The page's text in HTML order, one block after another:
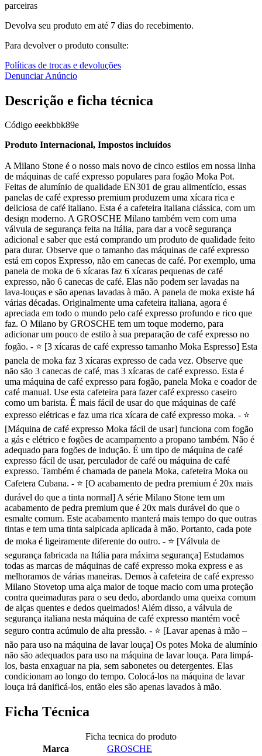
parceiras
Devolva seu produto em até 7 dias do recebimento.
Para devolver o produto consulte:
Políticas de trocas e devoluções
Denunciar Anúncio
Descrição e ficha técnica
Código eeekbbk89e
Produto Internacional, Impostos incluídos
A Milano Stone é o nosso mais novo de cinco estilos em nossa linha
de máquinas de café expresso populares para fogão Moka Pot.
Feitas de alumínio de qualidade EN301 de grau alimentício, essas
panelas de café expresso premium produzem uma xícara rica e
deliciosa de café italiano. Esta é a cafeteira italiana clássica, com um
design moderno. A GROSCHE Milano também vem com uma
válvula de segurança feita na Itália, para dar a você segurança
adicional e saber que está comprando um produto de qualidade feito
para durar. Observe que o tamanho das máquinas de café expresso
está em copos Expresso, não em canecas de café. Por exemplo, uma
panela de moka de 6 xícaras faz 6 xícaras pequenas de café
expresso, não 6 canecas de café. Elas não podem ser lavadas na
lava-louças e são apenas lavadas à mão. A panela de moka existe há
várias décadas. Originalmente uma cafeteira italiana, agora é
apreciada em todo o mundo pelo café expresso profundo e rico que
faz. O Milano by GROSCHE tem um toque moderno, para
adicionar um pouco de estilo à sua preparação de café expresso no
fogão. - ⭐ [3 xícaras de café expresso tamanho Moka Espresso] Esta
panela de moka faz 3 xícaras expresso de cada vez. Observe que
não são 3 canecas de café, mas 3 xícaras de café expresso. Esta é
uma máquina de café expresso para fogão, panela Moka e coador de
café manual. Use esta cafeteira para fazer café expresso caseiro
como um barista. É mais fácil de usar do que máquinas de café
expresso elétricas e faz uma rica xícara de café expresso moka. - ⭐
[Máquina de café expresso Moka fácil de usar] funciona com fogão
a gás e elétrico e fogões de acampamento a propano também. Não é
adequado para fogões de indução. É um tipo de máquina de café
expresso fácil de usar, perculador de café ou máquina de café
expresso. Também é chamada de panela Moka, cafeteira Moka ou
Cafetera Cubana. - ⭐ [O acabamento de pedra premium é 20x mais
durável do que a tinta normal] A série Milano Stone tem um
acabamento de pedra premium que é 20x mais durável do que o
esmalte comum. Este acabamento manterá mais tempo do que outras
tintas e tem uma tinta salpicada aplicada à mão. Portanto, cada pote
de moka é ligeiramente diferente do outro. - ⭐ [Válvula de
segurança fabricada na Itália para máxima segurança] Estudamos
todas as marcas de máquinas de café expresso moka express e as
melhoramos de várias maneiras. Demos à cafeteira de café expresso
Milano Stovetop uma alça maior de toque macio com uma proteção
contra queimaduras para o seu dedo, abordando uma queixa comum
de alças quentes e dedos queimados! Além disso, a válvula de
segurança italiana nesta máquina de café expresso mantém você
seguro contra acúmulo de alta pressão. - ⭐ [Lavar apenas à mão –
não para uso na máquina de lavar louça] Os potes Moka de alumínio
não são adequados para uso na máquina de lavar louça. Para limpá-
los, basta enxaguar na pia, sem sabonetes ou detergentes. Elas
condicionam ao longo do tempo. Colocá-los na máquina de lavar
louça irá danificá-los, então eles são apenas lavados à mão.
Ficha Técnica
Ficha tecnica do produto
Marca
GROSCHE